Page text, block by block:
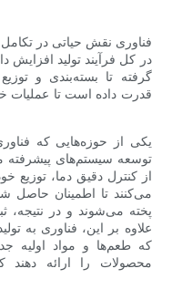
فناوری نقش حیاتی در تکامل
در کل فرآیند تولید افزایش
گرفته تا بسته‌بندی و
قدرت داده است تا عملیات
یکی از حوزه‌هایی که
توسعه سیستم‌های
از کنترل دقیق دما، توزیع
می‌کنند تا اطمینان حاصل
پخته می‌شوند و در
علاوه بر این، فناوری به
که طعم‌ها و مواد اولیه
محصولات را ارائه